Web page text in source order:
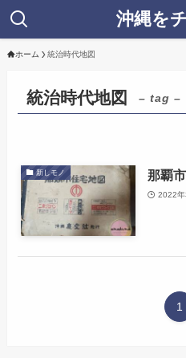
沖縄を
ホーム 統治時代地図
統治時代地図 – tag –
新しモノ 那覇
2022年
1